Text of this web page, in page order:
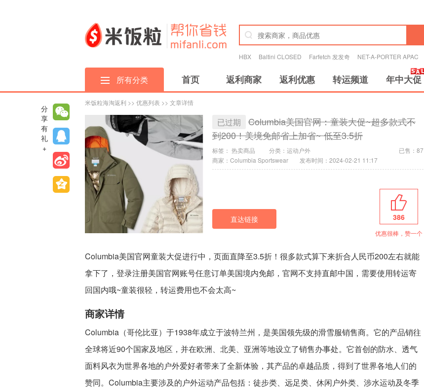
HBX Baltini CLOSED Farfetch 发发奇 NET-A-PORTER APAC
所有分类 首页 返利商家 返利优惠 转运频道 年中大促
米饭粒海淘返利 >> 优惠列表 >> 文章详情
已过期
Columbia美国官网：童装大促~超多款式不
到200！美境免邮省上加省~ 低至3.5折
标签： 热卖商品 分类： 运动户外
已售：87
商家：Columbia Sportswear
发布时间：2024-02-21 11:17
直达链接 386
优惠很棒，赞一个
Columbia美国官网童装大促进行中，页面直降至3.5折！很多款式算下来折合人民币200左右就能
拿下了，登录注册美国官网账号任意订单美国境内免邮，官网不支持直邮中国，需要使用转运寄
回国内哦~童装很轻，转运费用也不会太高~
商家详情
Columbia（哥伦比亚）于1938年成立于波特兰州，是美国领先级的滑雪服销售商。它的产品销往
全球将近90个国家及地区，并在欧洲、北美、亚洲等地设立了销售办事处。它首创的防水、透气
面料风衣为世界各地的户外爱好者带来了全新体验，其产品的卓越品质，得到了世界各地人们的
赞同。Columbia主要涉及的户外运动产品包括：徒步类、远足类、休闲户外类、涉水运动及冬季
分
享
有
礼
+